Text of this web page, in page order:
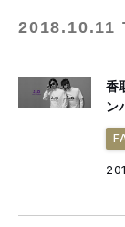
2018.10.11
香
ン